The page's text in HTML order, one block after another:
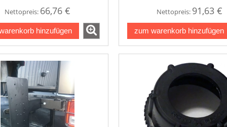
Nettopreis: 66,76 €
hinzufügen
Nettopreis: 91,63 €
zum warenkorb hinzufügen